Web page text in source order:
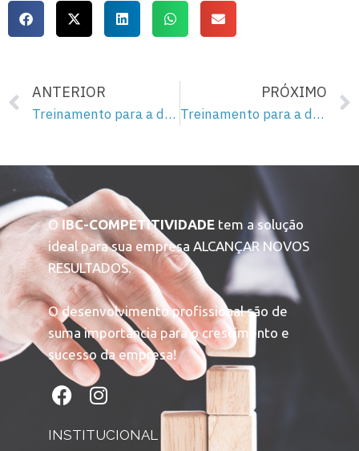
ANTERIOR
Treinamento para a democracia – 13
PRÓXIMO
Treinamento para a democracia – 15
O IBC-COMPETITIVIDADE tem a solução
ideal para sua empresa ALCANÇAR NOVOS
RESULTADOS.
O desenvolvimento profissional são de
suma importância para o crescimento e
sucesso da empresa!
INSTITUCIONAL